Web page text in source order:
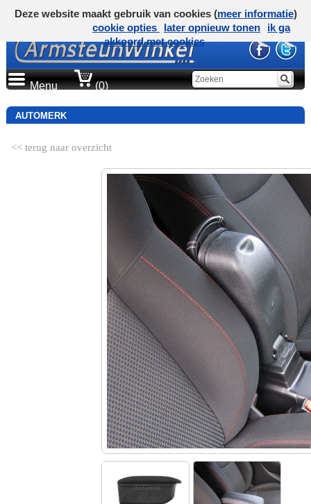
Menu (0)
AUTOMERK
<< terug naar overzicht
Deze website maakt gebruik van cookies (meer informatie)
cookie opties
later opnieuw tonen
ik ga
akkoord met cookies